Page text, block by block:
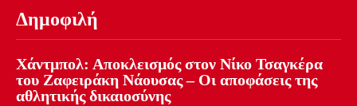
Δημοφιλή
Χάντμπολ: Αποκλεισμός στον Νίκο Τσαγκέρα
του Ζαφειράκη Νάουσας – Οι αποφάσεις της
αθλητικής δικαιοσύνης